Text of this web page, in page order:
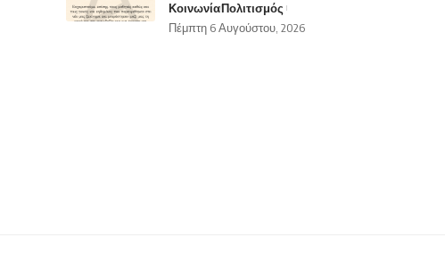
ΚοινωνίαΠολιτισμός
Πέμπτη 6 Αυγούστου, 2026